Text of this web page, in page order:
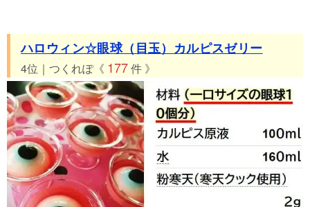
ハロウィン☆眼球（目玉）カルピスゼリー
4位｜つくれぽ《 177件 》